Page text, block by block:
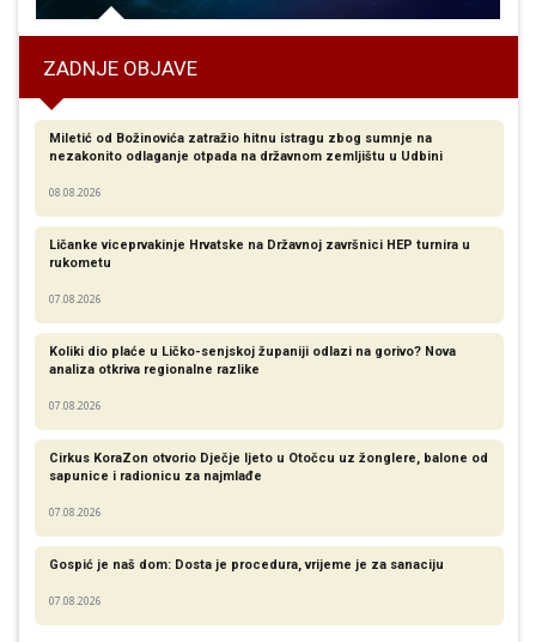
ZADNJE OBJAVE
Miletić od Božinovića zatražio hitnu istragu zbog sumnje na
nezakonito odlaganje otpada na državnom zemljištu u Udbini
08.08.2026
Ličanke viceprvakinje Hrvatske na Državnoj završnici HEP turnira u
rukometu
07.08.2026
Koliki dio plaće u Ličko-senjskoj županiji odlazi na gorivo? Nova
analiza otkriva regionalne razlike​
07.08.2026
Cirkus KoraZon otvorio Dječje ljeto u Otočcu uz žonglere, balone od
sapunice i radionicu za najmlađe
07.08.2026
Gospić je naš dom: Dosta je procedura, vrijeme je za sanaciju
07.08.2026